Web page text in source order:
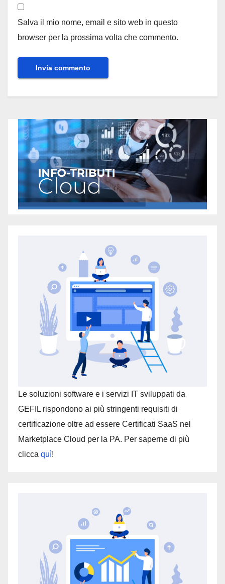
Salva il mio nome, email e sito web in questo
browser per la prossima volta che commento.
Le soluzioni software e i servizi IT sviluppati da
GEFIL rispondono ai più stringenti requisiti di
certificazione oltre ad essere Certificati SaaS nel
Marketplace Cloud per la PA. Per saperne di più
clicca quì!